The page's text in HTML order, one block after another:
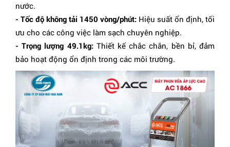
nước.
- Tốc độ không tải 1450 vòng/phút: Hiệu suất ổn định, tối
ưu cho các công việc làm sạch chuyên nghiệp.
- Trọng lượng 49.1kg:Thiết kế chắc chắn, bền bỉ, đảm
bảo hoạt động ổn định trong các môi trường.